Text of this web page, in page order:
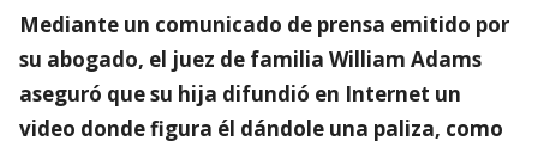
Mediante un comunicado de prensa emitido por
su abogado, el juez de familia William Adams
aseguró que su hija difundió en Internet un
video donde figura él dándole una paliza, como